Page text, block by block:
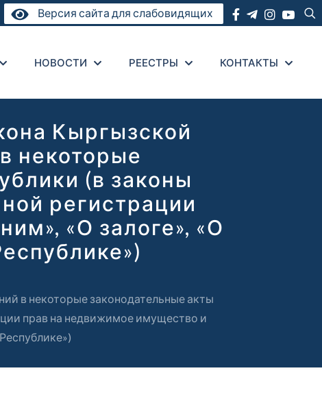
Версия сайта для слабовидящих
НОВОСТИ РЕЕСТРЫ КОНТАКТЫ
Кыргызской
некоторые
(в законы
регистрации
«О залоге», «О
в некоторые законодательные акты
прав на недвижимое имущество и